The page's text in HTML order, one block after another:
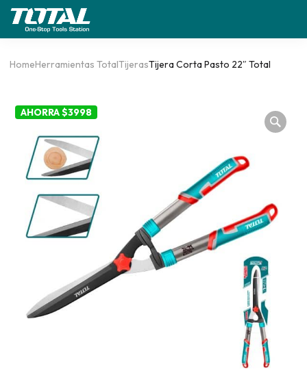
HomeHerramientas TotalTijerasTijera Corta Pasto 22″ Total
AHORRA $3998